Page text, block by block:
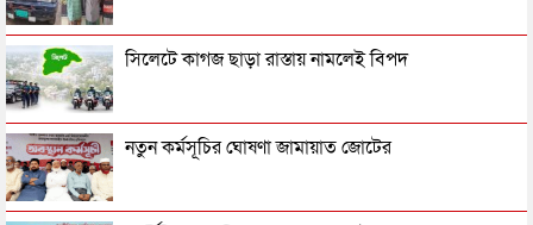
র‌্যাব দেখে অটোরিকশা থেকে পালাতে গিয়ে ধরা পড়লেন
সিলেটে স্কুলছাত্রীকে শ্লীলতাহানির চেষ্টা, যুবকের কারাদণ্ড
হবিগঞ্জে সড়কের পাশে পড়ে ছিল নবজাতক, উদ্ধার করে
সিলেটে কাগজ ছাড়া রাস্তায় নামলেই বিপদ
নতুন কর্মসূচির ঘোষণা জামায়াত জোটের